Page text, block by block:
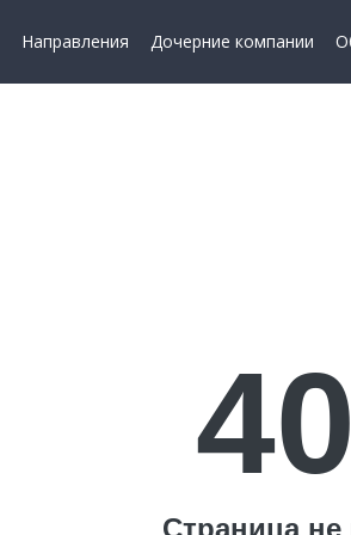
Направления Дочерние компании